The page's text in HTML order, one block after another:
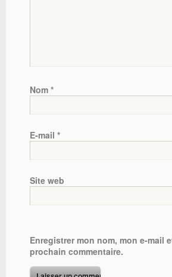
Nom *
E-mail *
Site web
Enregistrer mon nom, mon e-mail
prochain commentaire.